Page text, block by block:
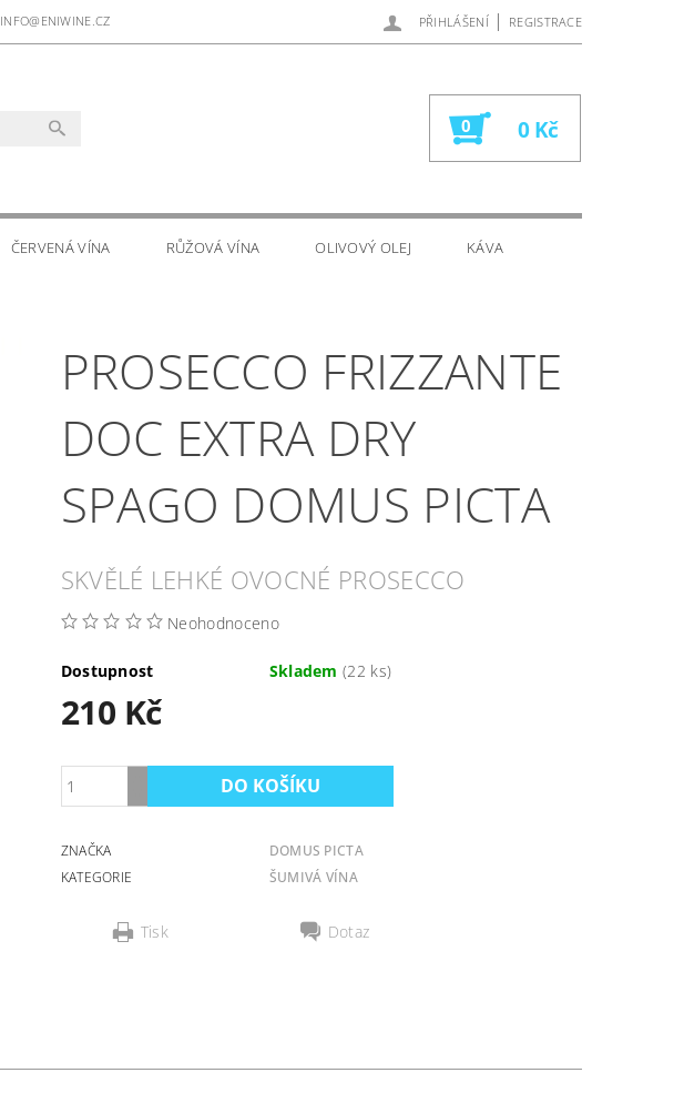
INFO@ENIWINE.CZ PŘIHLÁŠENÍ | REGISTRACE
0 0 Kč
ČERVENÁ VÍNA RŮŽOVÁ VÍNA OLIVOVÝ OLEJ KÁVA
PROSECCO FRIZZANTE
DOC EXTRA DRY
SPAGO DOMUS PICTA
SKVĚLÉ LEHKÉ OVOCNÉ PROSECCO
Neohodnoceno
Dostupnost Skladem(22 ks)
210 Kč
ZNAČKA
DOMUS PICTA
KATEGORIE
ŠUMIVÁ VÍNA
Tisk Dotaz